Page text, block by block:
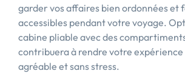
garder vos affaires bien ordonnées et
accessibles pendant votre voyage.
cabine pliable avec des
contribuera à rendre votre expérience
agréable et sans stress.